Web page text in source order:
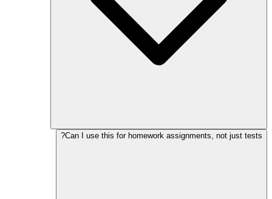
Can I use this for homework assignments, not just tests?